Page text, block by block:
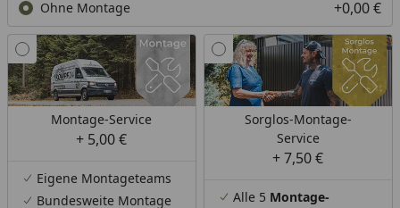
Ohne Montage +0,00 €
Montage-Service
+ 5,00 €
Eigene Montageteams
Bundesweite Montage
Sorglos-Montage-
Service
+ 7,50 €
Alle 5 Montage-